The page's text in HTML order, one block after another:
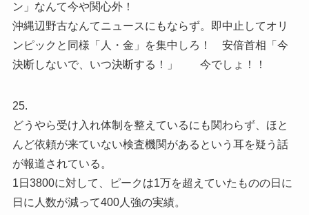
ン」なんて今や関心外！
沖縄辺野古なんてニュースにもならず。即中止してオリ
ンピックと同様「人・金」を集中しろ！ 安倍首相「今
決断しないで、いつ決断する！」 今でしょ！！
25.
どうやら受け入れ体制を整えているにも関わらず、ほと
んど依頼が来ていない検査機関があるという耳を疑う話
が報道されている。
1日3800に対して、ピークは1万を超えていたものの日に
日に人数が減って400人強の実績。